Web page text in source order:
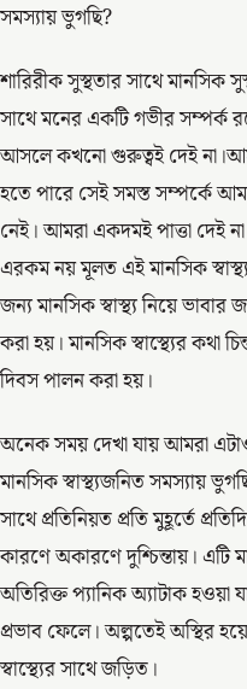
সমস্যায় ভুগছি?
শারিরীক সুস্থতার সাথে
সাথে মনের একটি গভীর সম্পর্ক
আসলে কখনো গুরুত্বই দেই
হতে পারে সেই সমস্ত সম্পর্কে
নেই। আমরা একদমই পাত্তা দেই
এরকম নয় মূলত এই মানসিক
জন্য মানসিক স্বাস্থ্য নিয়ে
করা হয়। মানসিক স্বাস্থ্যের কথা
দিবস পালন করা হয়।
অনেক সময় দেখা যায় আমরা
মানসিক স্বাস্থ্যজনিত সমস্যায়
সাথে প্রতিনিয়ত প্রতি মুহূর্তে
কারণে অকারণে দুশ্চিন্তায়। এটি
অতিরিক্ত প্যানিক অ্যাটাক হওয়া
প্রভাব ফেলে। অল্পতেই অস্থির
স্বাস্থ্যের সাথে জড়িত।